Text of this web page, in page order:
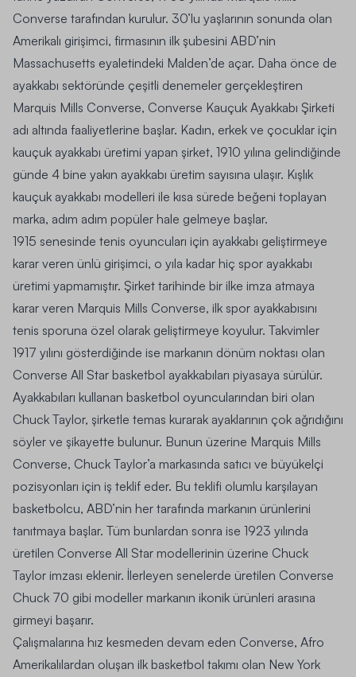
Converse tarafından kurulur. 30’lu yaşlarının sonunda olan
Amerikalı girişimci, firmasının ilk şubesini ABD’nin
Massachusetts eyaletindeki Malden’de açar. Daha önce de
ayakkabı sektöründe çeşitli denemeler gerçekleştiren
Marquis Mills Converse, Converse Kauçuk Ayakkabı Şirketi
adı altında faaliyetlerine başlar. Kadın, erkek ve çocuklar için
kauçuk ayakkabı üretimi yapan şirket, 1910 yılına gelindiğinde
günde 4 bine yakın ayakkabı üretim sayısına ulaşır. Kışlık
kauçuk ayakkabı modelleri ile kısa sürede beğeni toplayan
marka, adım adım popüler hale gelmeye başlar.
1915 senesinde tenis oyuncuları için ayakkabı geliştirmeye
karar veren ünlü girişimci, o yıla kadar hiç spor ayakkabı
üretimi yapmamıştır. Şirket tarihinde bir ilke imza atmaya
karar veren Marquis Mills Converse, ilk spor ayakkabısını
tenis sporuna özel olarak geliştirmeye koyulur. Takvimler
1917 yılını gösterdiğinde ise markanın dönüm noktası olan
Converse All Star basketbol ayakkabıları piyasaya sürülür.
Ayakkabıları kullanan basketbol oyuncularından biri olan
Chuck Taylor, şirketle temas kurarak ayaklarının çok ağrıdığını
söyler ve şikayette bulunur. Bunun üzerine Marquis Mills
Converse, Chuck Taylor’a markasında satıcı ve büyükelçi
pozisyonları için iş teklif eder. Bu teklifi olumlu karşılayan
basketbolcu, ABD’nin her tarafında markanın ürünlerini
tanıtmaya başlar. Tüm bunlardan sonra ise 1923 yılında
üretilen Converse All Star modellerinin üzerine Chuck
Taylor imzası eklenir. İlerleyen senelerde üretilen Converse
Chuck 70 gibi modeller markanın ikonik ürünleri arasına
girmeyi başarır.
Çalışmalarına hız kesmeden devam eden Converse, Afro
Amerikalılardan oluşan ilk basketbol takımı olan New York